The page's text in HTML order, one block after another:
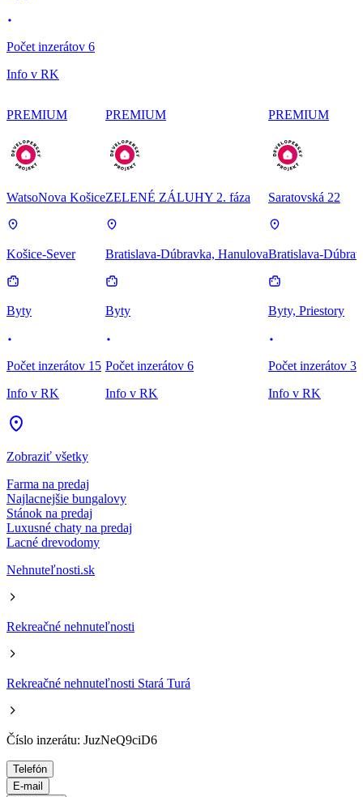
Počet inzerátov 6
Info v RK
PREMIUM
WatsoNova Košice
Košice-Sever
Byty
Počet inzerátov 15
Info v RK
PREMIUM
ZELENÉ ZÁLUHY 2. fáza
Bratislava-Dúbravka, Hanulova
Byty
Počet inzerátov 6
Info v RK
PREMIUM
Saratovská 22
Bratislava-
Byty, Priestory
Počet inzerátov 3
Info v RK
Zobraziť všetky
Farma na predaj
Najlacnejšie bungalovy
Stánok na predaj
Luxusné chaty na predaj
Lacné drevodomy
Nehnuteľnosti.sk
Rekreačné nehnuteľnosti
Rekreačné nehnuteľnosti Stará Turá
Číslo inzerátu: JuzNeQ9ciD6
Telefón
E-mail